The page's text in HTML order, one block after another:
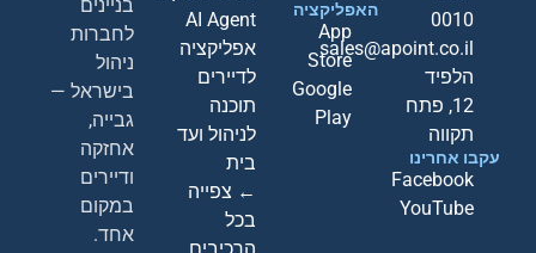
בניינים
לחברות
ניהול
בישראל —
גבייה,
אחזקה
ודיירים
במקום
אחד.
AI Agent
אפליקציה
לדיירים
תוכנה
לניהול ועד
בית
← צפייה
בכל
האפליקציה
App
Store
Google
Play
0010
sales@apoint.co.il
הלפיד
12, פתח
תקווה
עקבו אחרינו
Facebook
YouTube